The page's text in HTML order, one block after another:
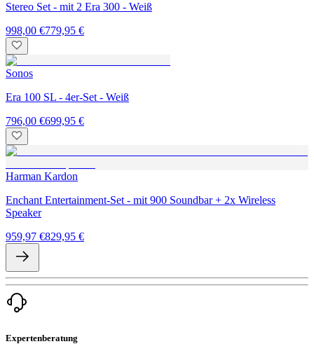
Stereo Set - mit 2 Era 300 - Weiß
998,00 €779,95 €
Sonos
Era 100 SL - 4er-Set - Weiß
796,00 €699,95 €
Harman Kardon
Enchant Entertainment-Set - mit 900 Soundbar + 2x Wireless
Speaker
959,97 €829,95 €
Expertenberatung